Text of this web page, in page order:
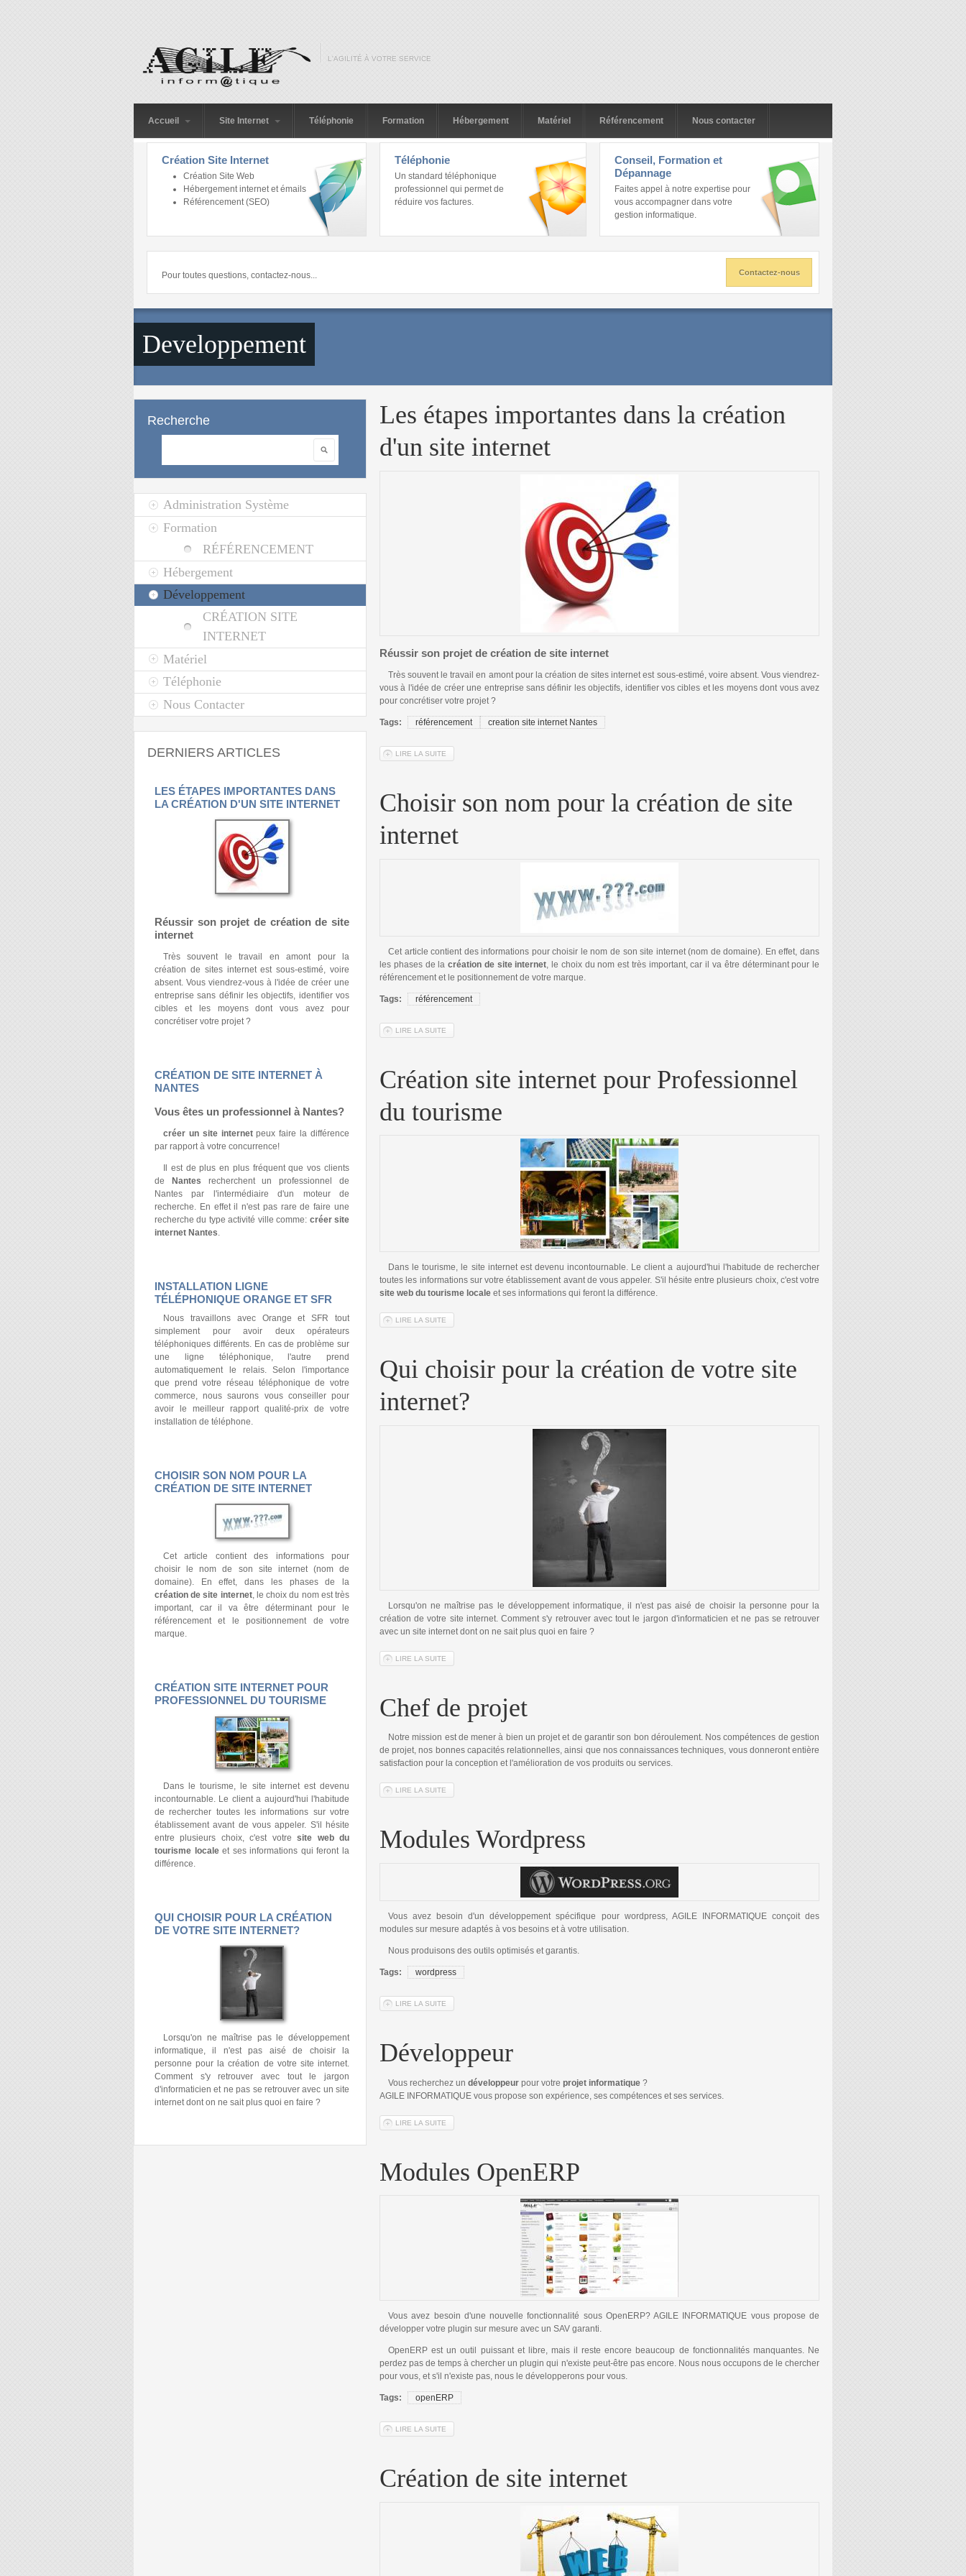
L'AGILITÉ À VOTRE SERVICE
Accueil Site Internet Téléphonie Formation Hébergement Matériel Référencement Nous contacter
Création Site Internet
Création Site Web
Hébergement internet et émails
Référencement (SEO)
Téléphonie
Un standard téléphonique
professionnel qui permet de
réduire vos factures.
Conseil, Formation et
Dépannage
Faites appel à notre expertise pour
vous accompagner dans votre
gestion informatique.
Pour toutes questions, contactez-nous... Contactez-nous
Developpement
Les étapes importantes dans la création
d'un site internet
Réussir son projet de création de site internet
Très souvent le travail en amont pour la création de sites internet est sous-estimé, voire absent. Vous viendrez-
vous à l'idée de créer une entreprise sans définir les objectifs, identifier vos cibles et les moyens dont vous avez
pour concrétiser votre projet ?
Tags: référencement creation site internet Nantes
LIRE LA SUITE
Choisir son nom pour la création de site
internet
Cet article contient des informations pour choisir le nom de son site internet (nom de domaine). En effet, dans
les phases de lacréation de site internet , le choix du nom est très important, car il va être déterminant pour le
référencement et le positionnement de votre marque.
Tags: référencement
LIRE LA SUITE
Création site internet pour Professionnel
du tourisme
Dans le tourisme, le site internet est devenu incontournable. Le client a aujourd'hui l'habitude de rechercher
toutes les informations sur votre établissement avant de vous appeler. S'il hésite entre plusieurs choix, c'est votre
site web du tourisme locale et ses informations qui feront la différence.
LIRE LA SUITE
Qui choisir pour la création de votre site
internet?
Lorsqu'on ne maîtrise pas le développement informatique, il n'est pas aisé de choisir la personne pour la
création de votre site internet. Comment s'y retrouver avec tout le jargon d'informaticien et ne pas se retrouver
avec un site internet dont on ne sait plus quoi en faire ?
LIRE LA SUITE
Chef de projet
Notre mission est de mener à bien un projet et de garantir son bon déroulement. Nos compétences de gestion
de projet, nos bonnes capacités relationnelles, ainsi que nos connaissances techniques, vous donneront entière
satisfaction pour la conception et l'amélioration de vos produits ou services.
LIRE LA SUITE
Modules Wordpress
Vous avez besoin d'un développement spécifique pour wordpress, AGILE INFORMATIQUE conçoit des
modules sur mesure adaptés à vos besoins et à votre utilisation.
Nous produisons des outils optimisés et garantis.
Tags: wordpress
LIRE LA SUITE
Développeur
Vous recherchez un développeur pour votre projet informatique ?
AGILE INFORMATIQUE vous propose son expérience, ses compétences et ses services.
LIRE LA SUITE
Modules OpenERP
Vous avez besoin d'une nouvelle fonctionnalité sous OpenERP? AGILE INFORMATIQUE vous propose de
développer votre plugin sur mesure avec un SAV garanti.
OpenERP est un outil puissant et libre, mais il reste encore beaucoup de fonctionnalités manquantes. Ne
perdez pas de temps à chercher un plugin qui n'existe peut-être pas encore. Nous nous occupons de le chercher
pour vous, et s'il n'existe pas, nous le développerons pour vous.
Tags: openERP
LIRE LA SUITE
Création de site internet
Recherche
Rechercher
Administration Système
Formation
RÉFÉRENCEMENT
Hébergement
Développement
CRÉATION SITE
INTERNET
Matériel
Téléphonie
Nous Contacter
DERNIERS ARTICLES
LES ÉTAPES IMPORTANTES DANS
LA CRÉATION D'UN SITE INTERNET
Réussir son projet de création de site
internet
Très souvent le travail en amont pour la
création de sites internet est sous-estimé, voire
absent. Vous viendrez-vous à l'idée de créer une
entreprise sans définir les objectifs, identifier vos
cibles et les moyens dont vous avez pour
concrétiser votre projet ?
CRÉATION DE SITE INTERNET À
NANTES
Vous êtes un professionnel à Nantes?
créer un site internetpeux faire la différence
par rapport à votre concurrence!
Il est de plus en plus fréquent que vos clients
de
Nantes recherchent un professionnel de
Nantes par l'intermédiaire d'un moteur de
recherche. En effet il n'est pas rare de faire une
recherche du type activité ville comme: créer site
internet Nantes.
INSTALLATION LIGNE
TÉLÉPHONIQUE ORANGE ET SFR
Nous travaillons avec Orange et SFR tout
simplement pour avoir deux opérateurs
téléphoniques différents. En cas de problème sur
une ligne téléphonique, l'autre prend
automatiquement le relais. Selon l'importance
que prend votre réseau téléphonique de votre
commerce, nous saurons vous conseiller pour
avoir le meilleur rapport qualité-prix de votre
installation de téléphone.
CHOISIR SON NOM POUR LA
CRÉATION DE SITE INTERNET
Cet article contient des informations pour
choisir le nom de son site internet (nom de
domaine). En effet, dans les phases de la
création de site internet, le choix du nom est très
important, car il va être déterminant pour le
référencement et le positionnement de votre
marque.
CRÉATION SITE INTERNET POUR
PROFESSIONNEL DU TOURISME
Dans le tourisme, le site internet est devenu
incontournable. Le client a aujourd'hui l'habitude
de rechercher toutes les informations sur votre
établissement avant de vous appeler. S'il hésite
entre plusieurs choix, c'est votresite web du
tourisme localeet ses informations qui feront la
différence.
QUI CHOISIR POUR LA CRÉATION
DE VOTRE SITE INTERNET?
Lorsqu'on ne maîtrise pas le développement
informatique, il n'est pas aisé de choisir la
personne pour la création de votre site internet.
Comment s'y retrouver avec tout le jargon
d'informaticien et ne pas se retrouver avec un site
internet dont on ne sait plus quoi en faire ?